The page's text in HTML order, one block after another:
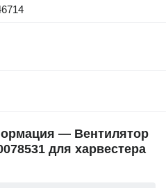
— Вентилятор
для харвестера